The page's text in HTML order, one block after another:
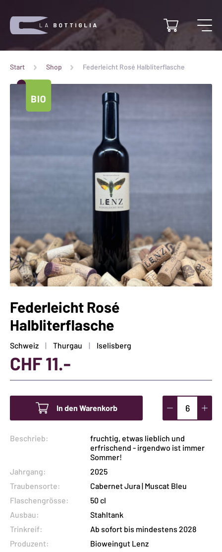
Start Shop Federleicht Rosé Halbliterflasche
Federleicht Rosé
Halbliterflasche
Schweiz Thurgau Iselisberg
CHF11.-
Federleicht
Menge
In den Warenkorb
Beschrieb:
fruchtig, etwas lieblich und
erfrischend - irgendwo ist immer
Sommer!
Jahrgang:
2025
Traubensorte:
Cabernet Jura | Muscat Bleu
Flaschengrösse:
50 cl
Ausbau:
Stahltank
Trinkreif:
Ab sofort bis mindestens 2028
Produzent:
Bioweingut Lenz